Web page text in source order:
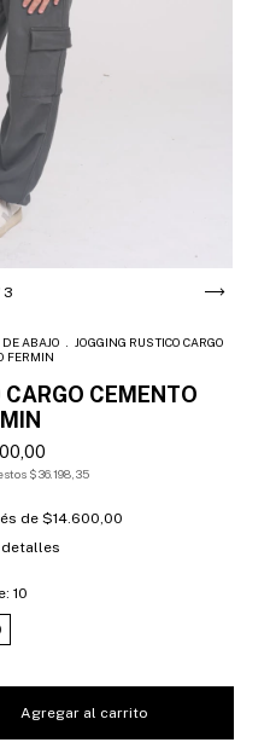
3
DE ABAJO
JOGGING RUSTICO CARGO
FERMIN
CEMENTO
$36.198,35
de $14.600,00
detalles
10